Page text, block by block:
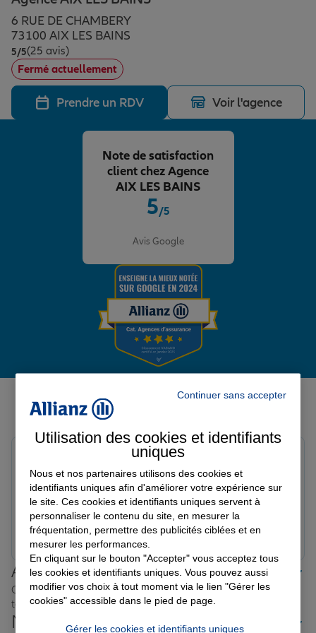
Assurance emprunteur
Prévoyance et dépendance
Assurance animal de compagnie
Protection de la famille
Protection juridique
Épargne & retraite
Plan épargne retraite
Assurance vie
Placements financiers
Investissements immobiliers
Transmission
Vos projets
Partir en vacances
Départ à la retraite
Préparer l’avenir
Conseil assurance
Assurance habitation
Le Pack Famille
Garantie des accidents de la vie
Assurance scolaire
Retraite
Tous nos devis d'assurance
Allianz en France
6 RUE DE CHAMBERY
73100 AIX LES BAINS
5/5Note de 5 sur 5
(25 avis)
Fermé actuellement
Prendre un RDV Voir l'agence
5/5
Avis Google
Note de satisfaction
client chez Agence
AIX LES BAINS
Avis de l'agence Agence AIX LES
Avis sur une période de 6 mois
Le 17/07/2026 - Agence AIX LES BAINS
Très bon contact, devis rapide et compétitif.
Prendre un RDV Voir l'agence
Allianz proche de chez vous
Où que vous soyez en France, nos agences Allianz sont
toujours près de chez vous.
Nos offres d'assurance dans les
Continuer sans accepter
Utilisation des cookies et identifiants
uniques
Nous et nos partenaires utilisons des cookies et
identifiants uniques afin d'améliorer votre expérience sur
le site. Ces cookies et identifiants uniques servent à
personnaliser le contenu du site, en mesurer la
fréquentation, permettre des publicités ciblées et en
mesurer les performances.
En cliquant sur le bouton "Accepter" vous acceptez tous
les cookies et identifiants uniques. Vous pouvez aussi
modifier vos choix à tout moment via le lien "Gérer les
cookies" accessible dans le pied de page.
Gérer les cookies et identifiants uniques